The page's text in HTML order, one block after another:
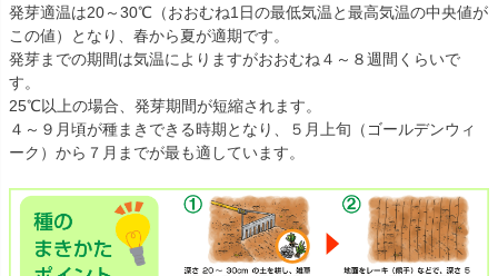
発芽適温は20～30℃（おおむね1日の最低気温と最高気温の中央値が
この値）となり、春から夏が適期です。
発芽までの期間は気温によりますがおおむね４～８週間くらいで
す。
25℃以上の場合、発芽期間が短縮されます。
４～９月頃が種まきできる時期となり、５月上旬（ゴールデンウィ
ーク）から７月までが最も適しています。